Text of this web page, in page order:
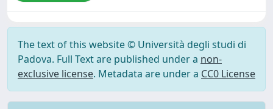
The text of this website © Università degli studi di
Padova. Full Text are published under a non-
exclusive license. Metadata are under a CC0 License